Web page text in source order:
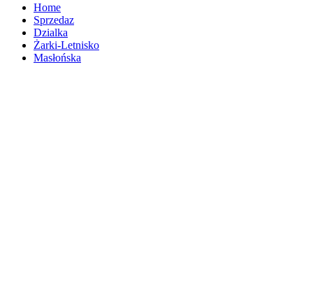
Home
Sprzedaz
Dzialka
Żarki-Letnisko
Masłońska